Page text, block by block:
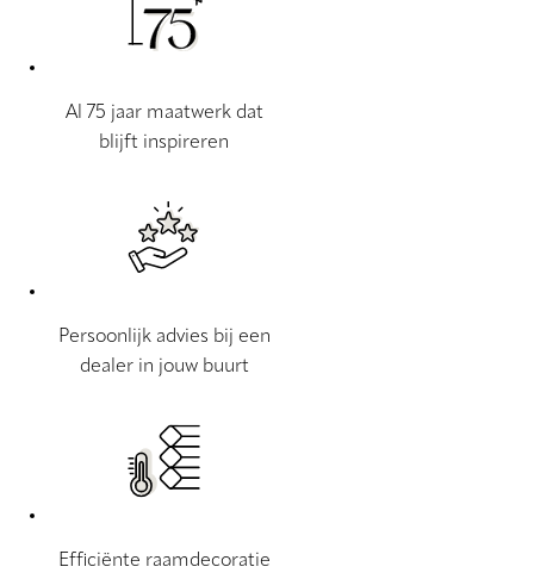
Al 75 jaar maatwerk dat
blijft inspireren
Persoonlijk advies bij een
dealer in jouw buurt
Efficiënte raamdecoratie